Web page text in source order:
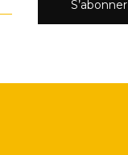
S’abonner